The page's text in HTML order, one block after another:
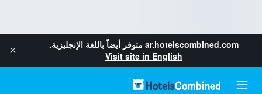
ar.hotelscombined.com متوفر أيضاً باللغة الإنجليزية.
Visit site in English